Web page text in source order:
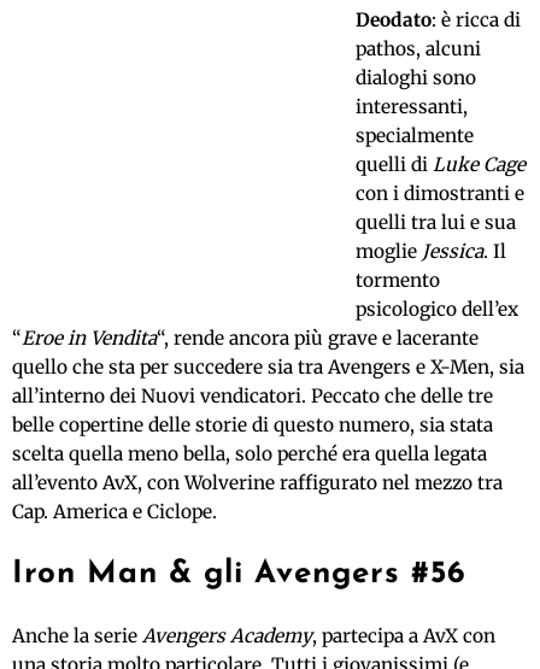
Deodato: è ricca di
pathos, alcuni
dialoghi sono
interessanti,
specialmente
quelli di Luke Cage
con i dimostranti e
quelli tra lui e sua
moglie Jessica. Il
tormento
psicologico dell’ex
“Eroe in Vendita“, rende ancora più grave e lacerante
quello che sta per succedere sia tra Avengers e X-Men, sia
all’interno dei Nuovi vendicatori. Peccato che delle tre
belle copertine delle storie di questo numero, sia stata
scelta quella meno bella, solo perché era quella legata
all’evento AvX, con Wolverine raffigurato nel mezzo tra
Cap. America e Ciclope.
Iron Man & gli Avengers #56
Anche la serie Avengers Academy, partecipa a AvX con